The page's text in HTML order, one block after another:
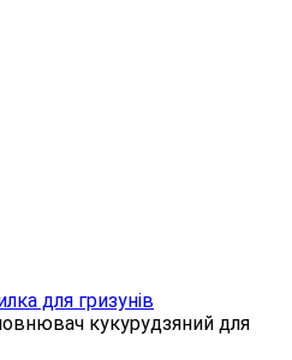
для гризунів
кукурудзяний для